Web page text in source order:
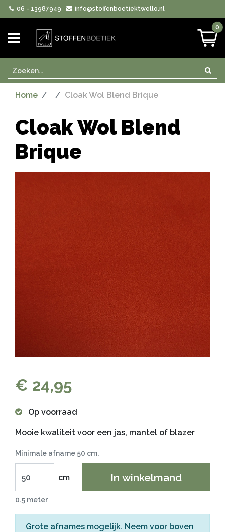
06 - 13987949 info@stoffenboetiektwello.nl
0
Zoeken
Home Cloak Wol Blend Brique
Cloak Wol Blend
Brique
€ 24,95
Op voorraad
Mooie kwaliteit voor een jas, mantel of blazer
Minimale afname 50 cm.
cm In winkelmand
0.5 meter
Grote afnames mogelijk. Neem voor boven